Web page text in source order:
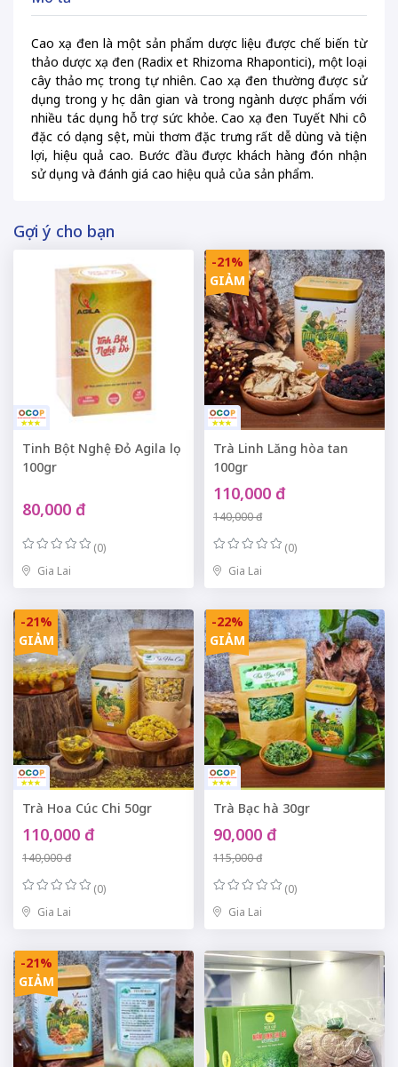
Cao xạ đen là một sản phẩm dược liệu được chế biến từ
thảo dược xạ đen (Radix et Rhizoma Rhapontici), một loại
cây thảo mọc trong tự nhiên. Cao xạ đen thường được sử
dụng trong y học dân gian và trong ngành dược phẩm với
nhiều tác dụng hỗ trợ sức khỏe. Cao xạ đen Tuyết Nhi cô
đặc có dạng sệt, mùi thơm đặc trưng rất dễ dùng và tiện
lợi, hiệu quả cao. Bước đầu được khách hàng đón nhận
sử dụng và đánh giá cao hiệu quả của sản phẩm.
Gợi ý cho bạn
Tinh Bột Nghệ Đỏ Agila lọ
100gr
80,000 đ
(0)
Gia Lai
-21%
GIẢM
Trà Linh Lăng hòa tan
100gr
110,000 đ
140,000 đ
(0)
Gia Lai
-21%
GIẢM
Trà Hoa Cúc Chi 50gr
110,000 đ
140,000 đ
(0)
Gia Lai
-22%
GIẢM
Trà Bạc hà 30gr
90,000 đ
115,000 đ
(0)
Gia Lai
-21%
GIẢM